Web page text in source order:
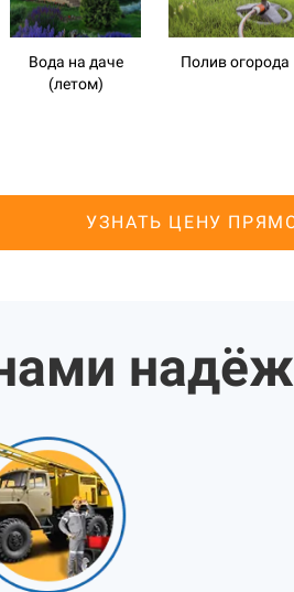
Вода на даче
(летом)
Полив огорода
УЗНАТЬ ЦЕНУ